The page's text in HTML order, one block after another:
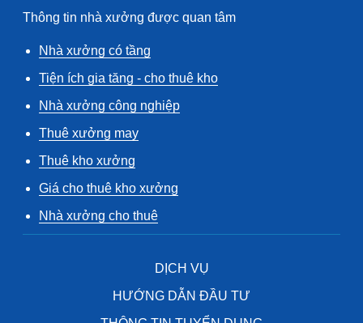
Thông tin nhà xưởng được quan tâm
Nhà xưởng có tầng
Tiện ích gia tăng - cho thuê kho
Nhà xưởng công nghiệp
Thuê xưởng may
Thuê kho xưởng
Giá cho thuê kho xưởng
Nhà xưởng cho thuê
DỊCH VỤ
HƯỚNG DẪN ĐẦU TƯ